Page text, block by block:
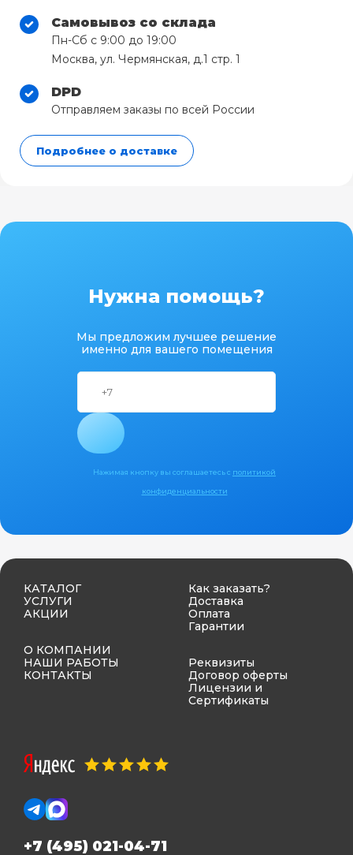
Самовывоз со склада
Пн-Сб с 9:00 до 19:00
Москва, ул. Чермянская, д.1 стр. 1
DPD
Отправляем заказы по всей России
Подробнее о доставке
Нужна помощь?
Мы предложим лучшее решение
именно для вашего помещения
Нажимая кнопку вы соглашаетесь с политикой
конфиденциальности
КАТАЛОГ
УСЛУГИ
АКЦИИ
О КОМПАНИИ
НАШИ РАБОТЫ
КОНТАКТЫ
Как заказать?
Доставка
Оплата
Гарантии
Реквизиты
Договор оферты
Лицензии и
Сертификаты
+7 (495) 021-04-71